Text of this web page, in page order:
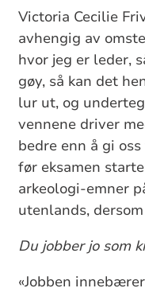
Victoria Cecilie
avhengig av
hvor jeg er leder,
gøy, så kan det
lur ut, og
vennene driver
bedre enn å gi
før eksamen
arkeologi-emner
utenlands,
Du jobber jo som
«Jobben